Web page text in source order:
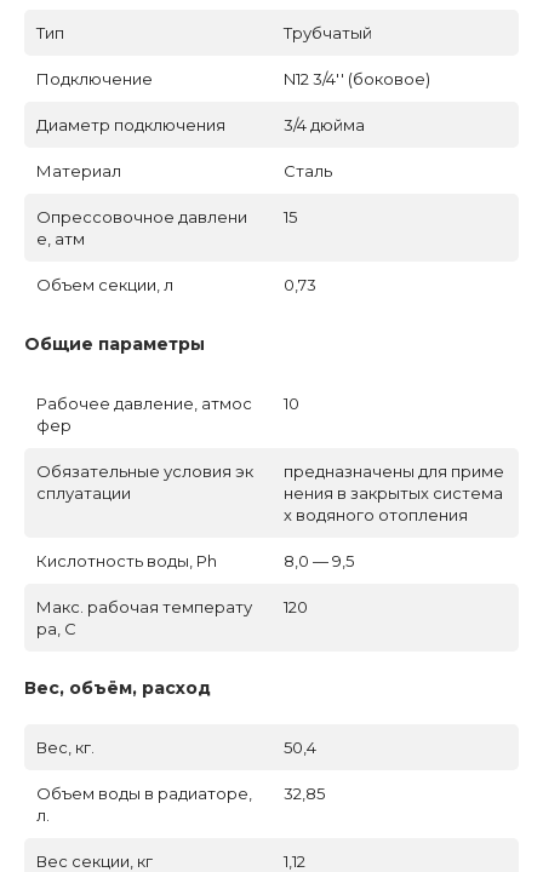
Тип Трубчатый
Подключение N12 3/4'' (боковое)
Диаметр подключения 3/4 дюйма
Материал Сталь
Опрессовочное давлени
е, атм
15
Объем секции, л 0,73
Общие параметры
Рабочее давление, атмос
фер
10
Обязательные условия эк
сплуатации
предназначены для приме
нения в закрытых система
х водяного отопления
Кислотность воды, Ph 8,0 — 9,5
Макс. рабочая температу
ра, C
120
Вес, объём, расход
Вес, кг. 50,4
Объем воды в радиаторе,
л.
32,85
Вес секции, кг 1,12